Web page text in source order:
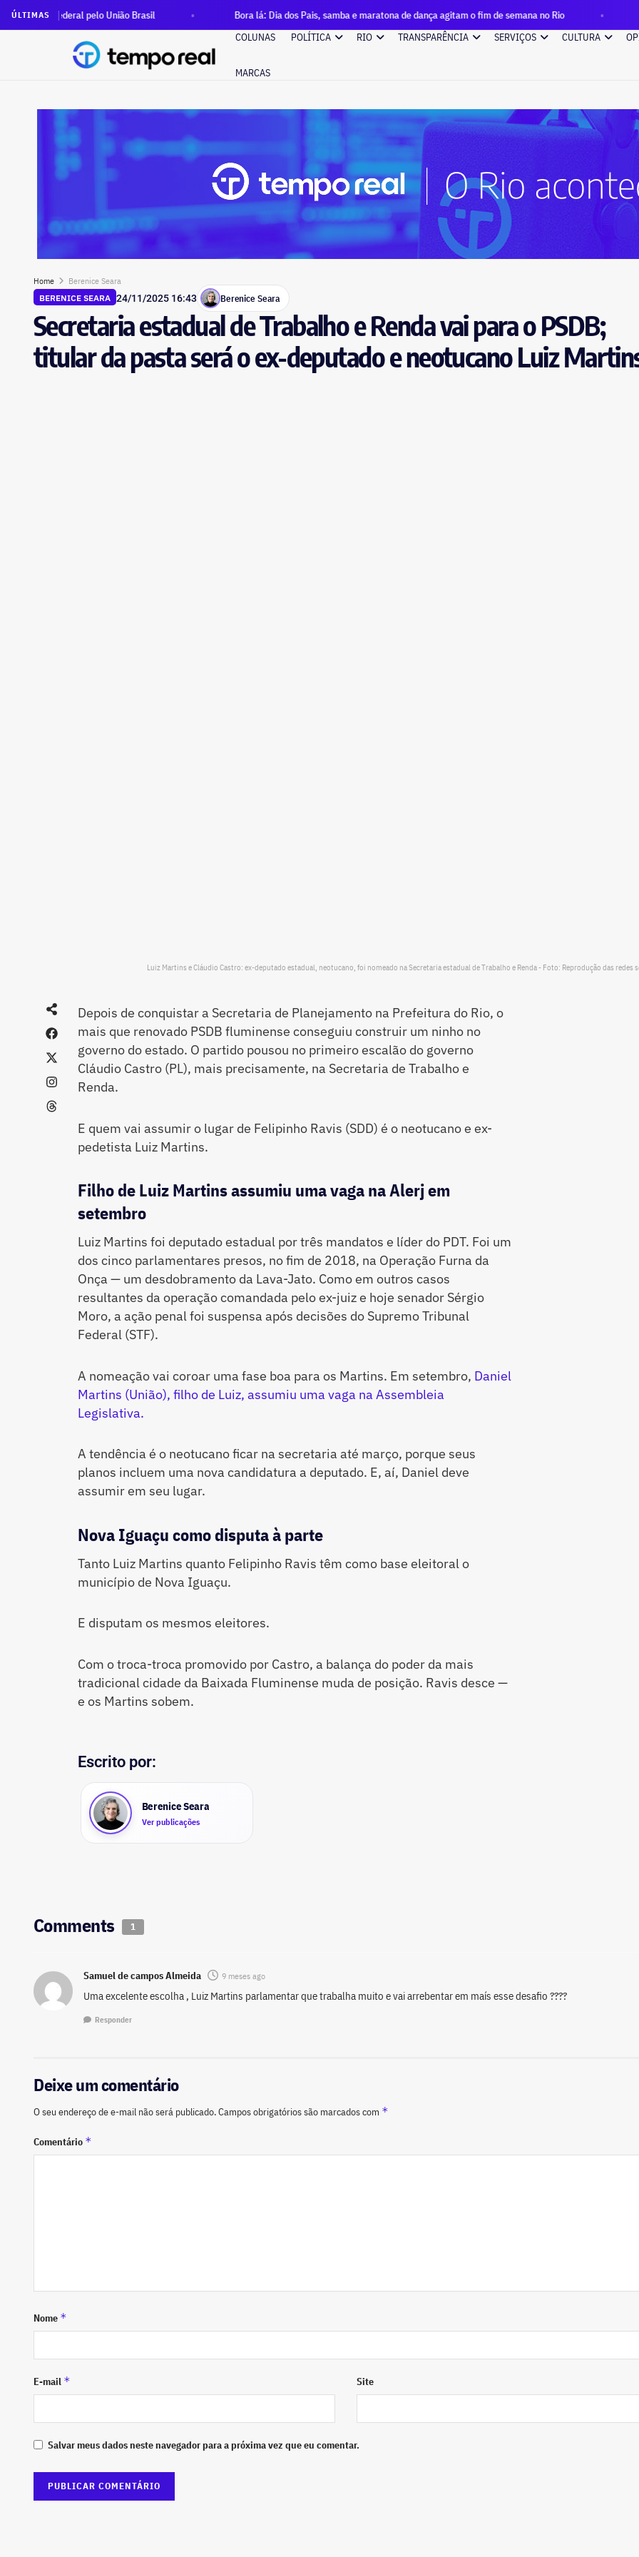
ÚLTIMAS
pelo União Brasil Bora lá: Dia dos Pais, samba e maratona de dança agitam o fim de semana no Rio
Do sonho
COLUNAS
POLÍTICA RIO TRANSPARÊNCIA SERVIÇOS CULTURA
MARCAS
Home
Berenice Seara
BERENICE SEARA 24/11/2025 16:43 Berenice Seara
Secretaria estadual de Trabalho e Renda vai para o PSDB;
titular da pasta será o ex-deputado e neotucano Luiz
Luiz Martins e Cláudio Castro: ex-deputado estadual, neotucano, foi nomeado na Secretaria estadual de Trabalho e Renda - Foto: Reprodução das redes
Depois de conquistar a Secretaria de Planejamento na Prefeitura do Rio, o
mais que renovado PSDB fluminense conseguiu construir um ninho no
governo do estado. O partido pousou no primeiro escalão do governo
Cláudio Castro (PL), mais precisamente, na Secretaria de Trabalho e
Renda.
E quem vai assumir o lugar de Felipinho Ravis (SDD) é o neotucano e ex-
pedetista Luiz Martins.
Filho de Luiz Martins assumiu uma vaga na Alerj em
setembro
Luiz Martins foi deputado estadual por três mandatos e líder do PDT. Foi um
dos cinco parlamentares presos, no fim de 2018, na Operação Furna da
Onça — um desdobramento da Lava-Jato. Como em outros casos
resultantes da operação comandada pelo ex-juiz e hoje senador Sérgio
Moro, a ação penal foi suspensa após decisões do Supremo Tribunal
Federal (STF).
A nomeação vai coroar uma fase boa para os Martins. Em setembro, Daniel
Martins (União), filho de Luiz, assumiu uma vaga na Assembleia
Legislativa.
A tendência é o neotucano ficar na secretaria até março, porque seus
planos incluem uma nova candidatura a deputado. E, aí, Daniel deve
assumir em seu lugar.
Nova Iguaçu como disputa à parte
Tanto Luiz Martins quanto Felipinho Ravis têm como base eleitoral o
município de Nova Iguaçu.
E disputam os mesmos eleitores.
Com o troca-troca promovido por Castro, a balança do poder da mais
tradicional cidade da Baixada Fluminense muda de posição. Ravis desce —
e os Martins sobem.
Escrito por:
Berenice Seara
Ver publicações
Comments 1
Samuel de campos Almeida 9 meses ago
Uma excelente escolha , Luiz Martins parlamentar que trabalha muito e vai arrebentar em maís esse desafio ????
Responder
Deixe um comentário
O seu endereço de e-mail não será publicado.Campos obrigatórios são marcados com *
Comentário *
Nome *
E-mail * Site
Salvar meus dados neste navegador para a próxima vez que eu comentar.